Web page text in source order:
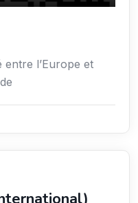
entre l’Europe et